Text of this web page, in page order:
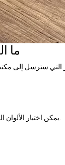
ما
التي سترسل